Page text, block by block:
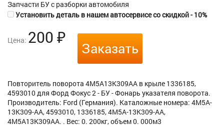
Запчасти БУ с разборки автомобиля
Установить деталь в нашем автосервисе со скидкой - 10%
Цена: 200 ₽
Заказать
Повторитель поворота 4M5A13K309AA в крыле 1336185,
4593010 для Форд Фокус 2 - БУ - Фонарь указателя поворота.
Производитель: Ford (Германия). Каталожные номера: 4M5A-
13K309-AA, 4593010, 1336185, 4M5A-13K309-AA,
4M5A13K309AA. . Вес: 0. 200кг, объем 0. 000м3